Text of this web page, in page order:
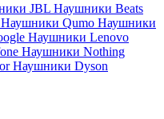
JBL Наушники Beats
Наушники Qumo Наушники
Наушники Lenovo
Наушники Nothing
Наушники Dyson